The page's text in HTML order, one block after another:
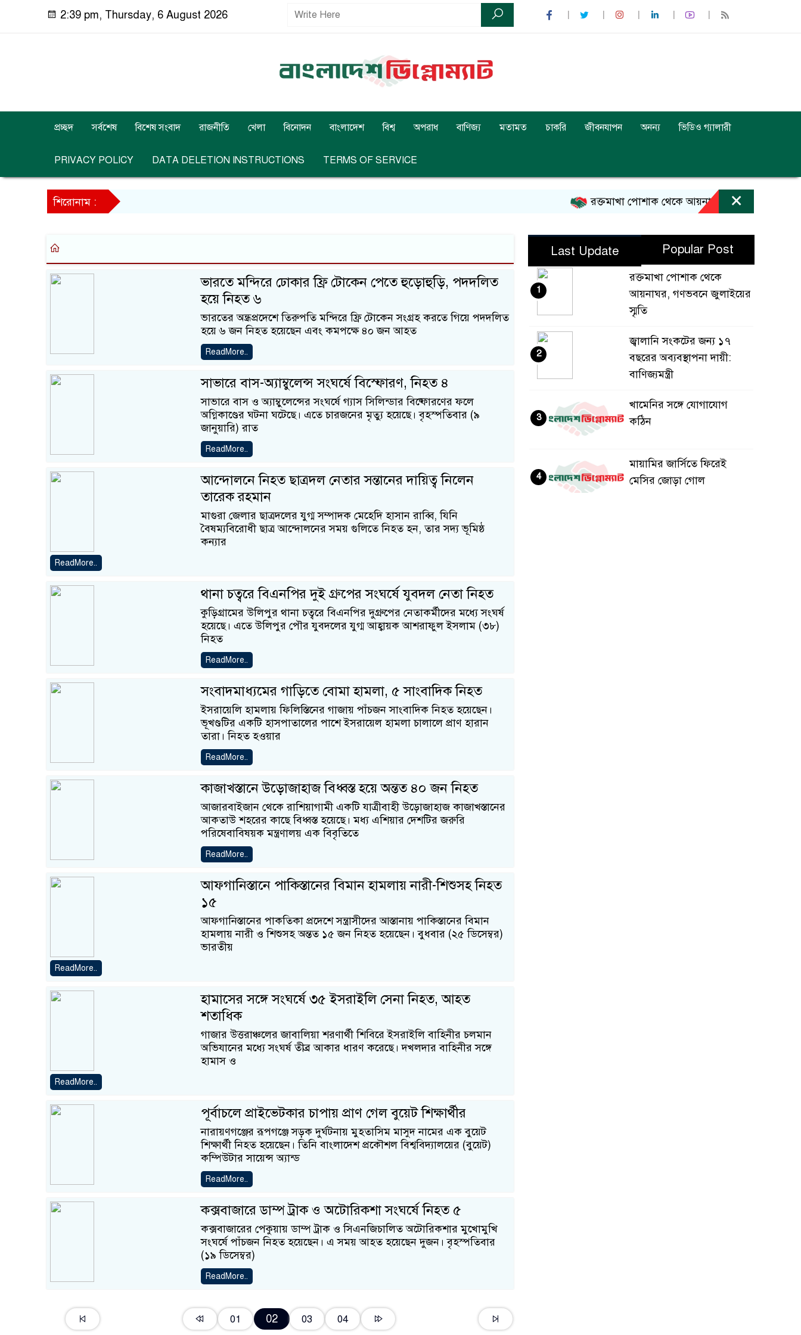
2:39 pm, Thursday, 6 August 2026
প্রচ্ছদ সর্বশেষ বিশেষ সংবাদ রাজনীতি খেলা বিনোদন বাংলাদেশ বিশ্ব অপরাধ বাণিজ্য মতামত চাকরি জীবনযাপন অনন্য ভিডিও গ্যালারী
PRIVACY POLICY DATA DELETION INSTRUCTIONS TERMS OF SERVICE
শিরোনাম : রক্তমাখা পোশাক থেকে আয়নাঘর, গণভবনে জুলাইয়ের
×
ভারতে মন্দিরে ঢোকার ফ্রি টোকেন পেতে হুড়োহুড়ি, পদদলিত
হয়ে নিহত ৬
ভারতের অন্ধ্রপ্রদেশে তিরুপতি মন্দিরে ফ্রি টোকেন সংগ্রহ করতে গিয়ে পদদলিত
হয়ে ৬ জন নিহত হয়েছেন এবং কমপক্ষে ৪০ জন আহত
ReadMore..
সাভারে বাস-অ্যাম্বুলেন্স সংঘর্ষে বিস্ফোরণ, নিহত ৪
সাভারে বাস ও অ্যাম্বুলেন্সের সংঘর্ষে গ্যাস সিলিন্ডার বিষ্ফোরণের ফলে
অগ্নিকাণ্ডের ঘটনা ঘটেছে। এতে চারজনের মৃত্যু হয়েছে। বৃহস্পতিবার (৯
জানুয়ারি) রাত
ReadMore..
আন্দোলনে নিহত ছাত্রদল নেতার সন্তানের দায়িত্ব নিলেন
তারেক রহমান
মাগুরা জেলার ছাত্রদলের যুগ্ম সম্পাদক মেহেদি হাসান রাব্বি, যিনি
বৈষম্যবিরোধী ছাত্র আন্দোলনের সময় গুলিতে নিহত হন, তার সদ্য ভূমিষ্ঠ
কন্যার
ReadMore..
থানা চত্বরে বিএনপির দুই গ্রুপের সংঘর্ষে যুবদল নেতা নিহত
কুড়িগ্রামের উলিপুর থানা চত্বরে বিএনপির দুগ্রুপের নেতাকর্মীদের মধ্যে সংঘর্ষ
হয়েছে। এতে উলিপুর পৌর যুবদলের যুগ্ম আহ্বায়ক আশরাফুল ইসলাম (৩৮)
নিহত
ReadMore..
সংবাদমাধ্যমের গাড়িতে বোমা হামলা, ৫ সাংবাদিক নিহত
ইসরায়েলি হামলায় ফিলিস্তিনের গাজায় পাঁচজন সাংবাদিক নিহত হয়েছেন।
ভূখণ্ডটির একটি হাসপাতালের পাশে ইসরায়েল হামলা চালালে প্রাণ হারান
তারা। নিহত হওয়ার
ReadMore..
কাজাখস্তানে উড়োজাহাজ বিধ্বস্ত হয়ে অন্তত ৪০ জন নিহত
আজারবাইজান থেকে রাশিয়াগামী একটি যাত্রীবাহী উড়োজাহাজ কাজাখস্তানের
আকতাউ শহরের কাছে বিধ্বস্ত হয়েছে। মধ্য এশিয়ার দেশটির জরুরি
পরিষেবাবিষয়ক মন্ত্রণালয় এক বিবৃতিতে
ReadMore..
আফগানিস্তানে পাকিস্তানের বিমান হামলায় নারী-শিশুসহ নিহত
১৫
আফগানিস্তানের পাকতিকা প্রদেশে সন্ত্রাসীদের আস্তানায় পাকিস্তানের বিমান
হামলায় নারী ও শিশুসহ অন্তত ১৫ জন নিহত হয়েছেন। বুধবার (২৫ ডিসেম্বর)
ভারতীয়
ReadMore..
হামাসের সঙ্গে সংঘর্ষে ৩৫ ইসরাইলি সেনা নিহত, আহত
শতাধিক
গাজার উত্তরাঞ্চলের জাবালিয়া শরণার্থী শিবিরে ইসরাইলি বাহিনীর চলমান
অভিযানের মধ্যে সংঘর্ষ তীব্র আকার ধারণ করেছে। দখলদার বাহিনীর সঙ্গে
হামাস ও
ReadMore..
পূর্বাচলে প্রাইভেটকার চাপায় প্রাণ গেল বুয়েট শিক্ষার্থীর
নারায়ণগঞ্জের রূপগঞ্জে সড়ক দুর্ঘটনায় মুহতাসিম মাসুদ নামের এক বুয়েট
শিক্ষার্থী নিহত হয়েছেন। তিনি বাংলাদেশ প্রকৌশল বিশ্ববিদ্যালয়ের (বুয়েট)
কম্পিউটার সায়েন্স অ্যান্ড
ReadMore..
কক্সবাজারে ডাম্প ট্রাক ও অটোরিকশা সংঘর্ষে নিহত ৫
কক্সবাজারের পেকুয়ায় ডাম্প ট্রাক ও সিএনজিচালিত অটোরিকশার মুখোমুখি
সংঘর্ষে পাঁচজন নিহত হয়েছেন। এ সময় আহত হয়েছেন দুজন। বৃহস্পতিবার
(১৯ ডিসেম্বর)
ReadMore..
01 02 03 04
Last Update Popular Post
রক্তমাখা পোশাক থেকে
আয়নাঘর, গণভবনে জুলাইয়ের
স্মৃতি
1
জ্বালানি সংকটের জন্য ১৭
বছরের অব্যবস্থাপনা দায়ী:
বাণিজ্যমন্ত্রী
2
খামেনির সঙ্গে যোগাযোগ
কঠিন
3
মায়ামির জার্সিতে ফিরেই
মেসির জোড়া গোল
4